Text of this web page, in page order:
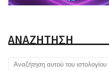
ΑΝΑΖΗΤΗΣΗ